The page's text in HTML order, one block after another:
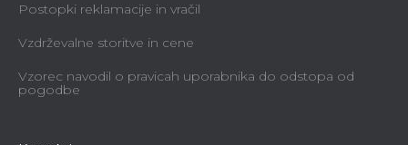
Postopki reklamacije in vračil
Vzdrževalne storitve in cene
Vzorec navodil o pravicah uporabnika do odstopa od
pogodbe